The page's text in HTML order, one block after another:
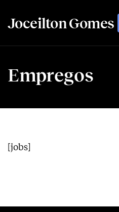
Joceilton Gomes
Empregos
[jobs]